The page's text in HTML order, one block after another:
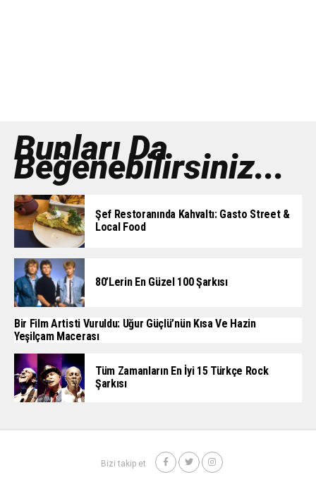
Bunları Da
Beğenebilirsiniz...
Şef Restoranında Kahvaltı: Gasto Street &
Local Food
80’lerin En Güzel 100 Şarkısı
Bir Film Artisti Vuruldu: Uğur Güçlü’nün Kısa Ve Hazin
Yeşilçam Macerası
Tüm Zamanların En İyi 15 Türkçe Rock
Şarkısı
Bizi takip et